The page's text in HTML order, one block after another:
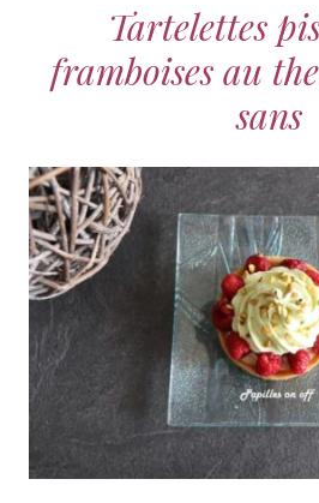
Tartelettes
framboises au
sans